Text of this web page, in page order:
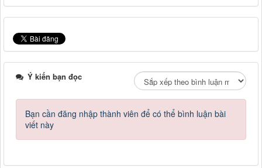
Ý kiến bạn đọc
Bạn cần đăng nhập thành viên để có thể bình luận bài
viết này